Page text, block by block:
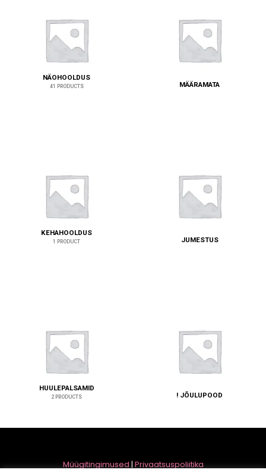
NÄOHOOLDUS
41 PRODUCTS MÄÄRAMATA
KEHAHOOLDUS
1 PRODUCT JUMESTUS
HUULEPALSAMID
2 PRODUCTS ! JÕULUPOOD
Müügitingimused | Privaatsuspoliitika